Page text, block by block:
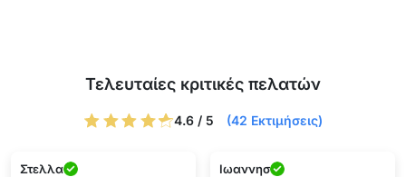
Τελευταίες κριτικές πελατών
4.6 / 5 (42 Εκτιμήσεις)
Στελλα Ιωαννησ